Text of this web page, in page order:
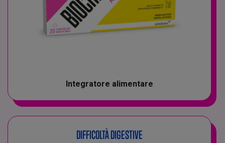
Integratore alimentare
DIFFICOLTÀ DIGESTIVE